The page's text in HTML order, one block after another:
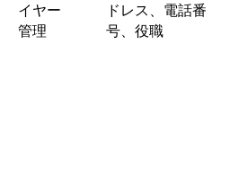
イヤー
管理
ドレス、電話番
号、役職